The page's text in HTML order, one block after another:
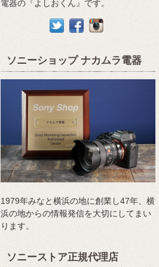
電器の『よしおくん』です。
ソニーショップ ナカムラ電器
1979年みなと横浜の地に創業し47年、横
浜の地からの情報発信を大切にしてまい
ります。
ソニーストア正規代理店